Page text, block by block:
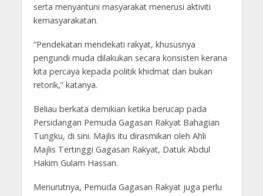
serta menyantuni masyarakat menerusi aktiviti
kemasyarakatan.
“Pendekatan mendekati rakyat, khususnya
pengundi muda dilakukan secara konsisten kerana
kita percaya kepada politik khidmat dan bukan
retorik,” katanya.
Beliau berkata demikian ketika berucap pada
Persidangan Pemuda Gagasan Rakyat Bahagian
Tungku, di sini. Majlis itu dirasmikan oleh Ahli
Majlis Tertinggi Gagasan Rakyat, Datuk Abdul
Hakim Gulam Hassan.
Menurutnya, Pemuda Gagasan Rakyat juga perlu